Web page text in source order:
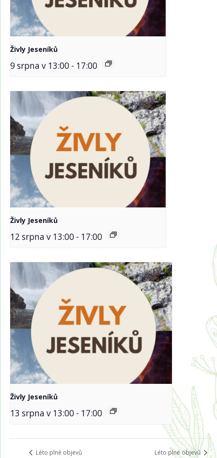
Živly Jeseníků
9 srpna v 13:00 - 17:00
Živly Jeseníků
12 srpna v 13:00 - 17:00
Živly Jeseníků
13 srpna v 13:00 - 17:00
Léto plné objevů Léto plné objevů